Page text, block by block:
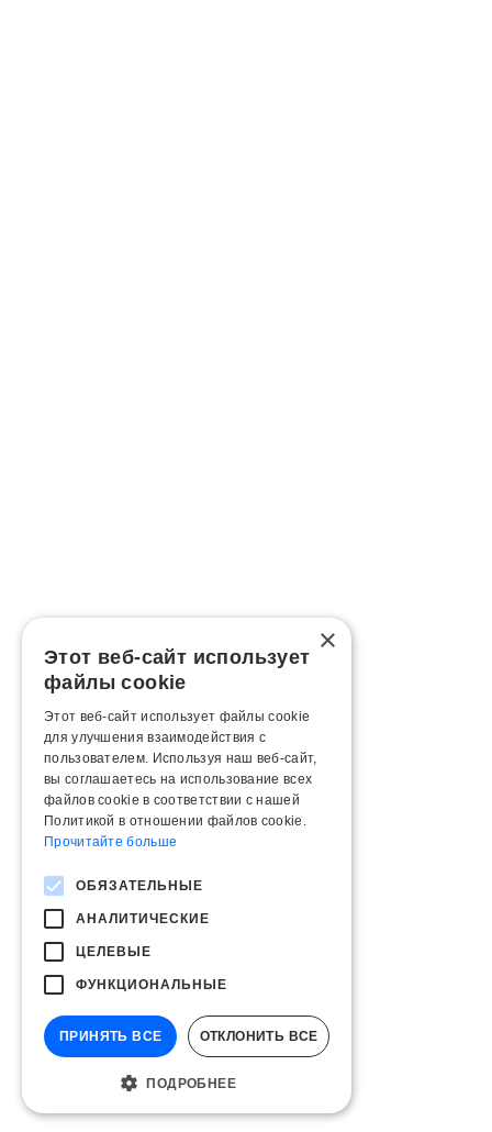
×
Этот веб-сайт использует
файлы cookie
Этот веб-сайт использует файлы cookie
для улучшения взаимодействия с
пользователем. Используя наш веб-сайт,
вы соглашаетесь на использование всех
файлов cookie в соответствии с нашей
Политикой в ​​отношении файлов cookie.
Прочитайте больше
ОБЯЗАТЕЛЬНЫЕ
АНАЛИТИЧЕСКИЕ
ЦЕЛЕВЫЕ
ФУНКЦИОНАЛЬНЫЕ
ПРИНЯТЬ ВСЕ ОТКЛОНИТЬ ВСЕ
ПОДРОБНЕЕ